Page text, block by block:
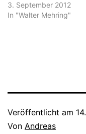
Lizenzausgabe meiner
Arbeiten”, -. schrieb
deutschen Sippe von
nachgesucht.…
3. September 2012
In "Walter Mehring"
Veröffentlicht am
Von Andreas